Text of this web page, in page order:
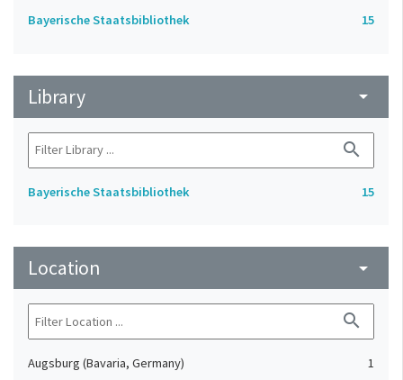
Bayerische Staatsbibliothek 15
Library arrow_drop_down
search
Bayerische Staatsbibliothek 15
Location arrow_drop_down
search
Augsburg (Bavaria, Germany)
1